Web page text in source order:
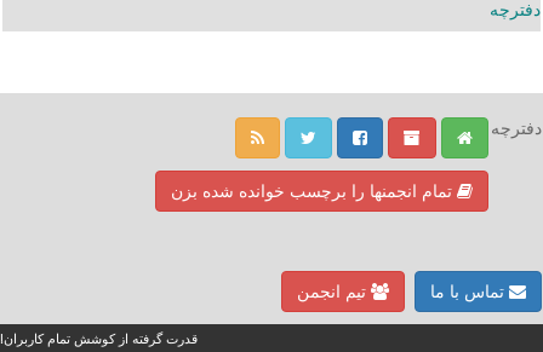
دفترچه
دفترچه
تمام انجمنها را برچسب خوانده شده بزن
تماس با ما تیم انجمن
قدرت گرفته از کوشش تمام کاربران!